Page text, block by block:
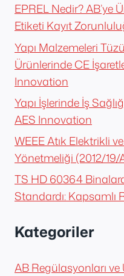
EPREL Nedir? AB’ye
Etiketi Kayıt
Yapı Malzemeleri
Ürünlerinde CE
Innovation
Yapı İşlerinde İş
AES Innovation
WEEE Atık Elektrikli
Yönetmeliği (2012/
TS HD 60364
Standardı: Kapsamlı
Kategoriler
AB Regülasyonları